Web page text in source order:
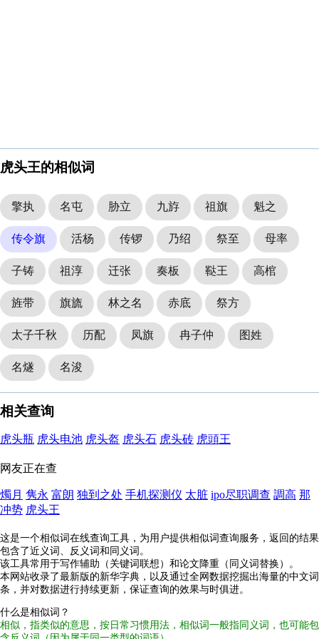
虎头王的相似词
擎执 名屯 胁立 九斿 祖旗 魁之
传令旗 活杨 传锣 乃绍 祭至 母率
子铸 祖淳 迁张 奏板 鞑王 高棺
旌带 旗旒 林之名 赤底 祭方
太子千秋 历配 凤旗 冉子仲 图姓
名燧 名浚
相关查询
虎头瓶 虎头电池 虎头盔 虎头石 虎头砖 虎頭王
网友正在查
燭月 隽永 富朗 独到之处 手机探测仪 太脏 ipo尽职调查 調高 那
冲势 虎头王
这是一个相似词在线查询工具，为用户提供相似词查询服务，返回的结果
包含了近义词、反义词和同义词。
该工具常用于写作辅助（关键词联想）和论文降重（同义词替换）。
本网站收录了最新版的新华字典，以及通过全网数据挖掘出海量的中文词
条，并对数据进行持续更新，保证查询的效果与时俱进。
什么是相似词？
相似，指类似的意思，按日常习惯用法，相似词一般指同义词，也可能包